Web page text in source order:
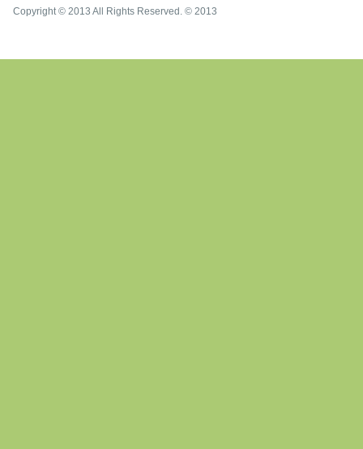
Copyright © 2013 All Rights Reserved. © 2013